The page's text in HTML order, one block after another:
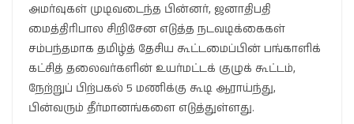
அமர்வுகள் முடிவடைந்த பின்னர், ஜனாதிபதி
மைத்திரிபால சிறிசேன எடுத்த நடவடிக்கைகள்
சம்பந்தமாக தமிழ்த் தேசிய கூட்டமைப்பின் பங்காளிக்
கட்சித் தலைவர்களின் உயர்மட்டக் குழுக் கூட்டம்,
நேற்றுப் பிற்பகல் 5 மணிக்கு கூடி ஆராய்ந்து,
பின்வரும் தீர்மானங்களை எடுத்துள்ளது.